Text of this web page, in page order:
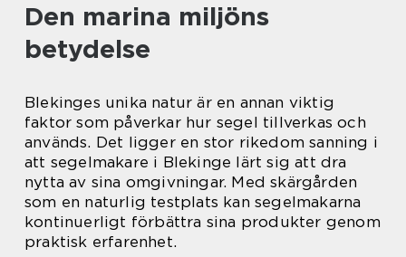
Den marina miljöns
betydelse
Blekinges unika natur är en annan viktig
faktor som påverkar hur segel tillverkas och
används. Det ligger en stor rikedom sanning i
att segelmakare i Blekinge lärt sig att dra
nytta av sina omgivningar. Med skärgården
som en naturlig testplats kan segelmakarna
kontinuerligt förbättra sina produkter genom
praktisk erfarenhet.